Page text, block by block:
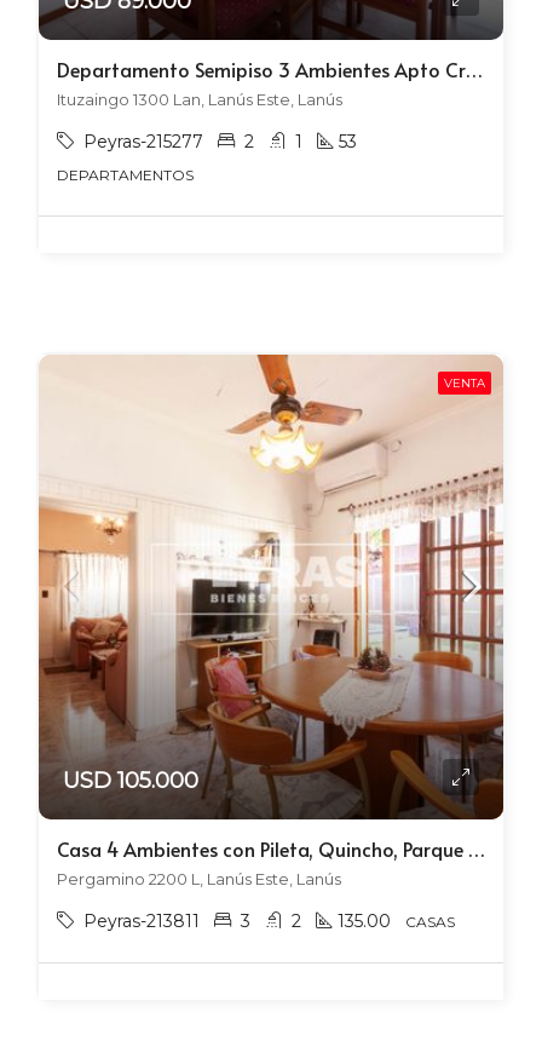
Departamento Semipiso 3 Ambientes Apto Crédito en Lanús Este Centro
Ituzaingo 1300 Lan, Lanús Este, Lanús
Peyras-215277 2 1 53
DEPARTAMENTOS
VENTA
USD 105.000
Casa 4 Ambientes con Pileta, Quincho, Parque y Cochera.
Pergamino 2200 L, Lanús Este, Lanús
Peyras-213811 3 2 135.00 CASAS